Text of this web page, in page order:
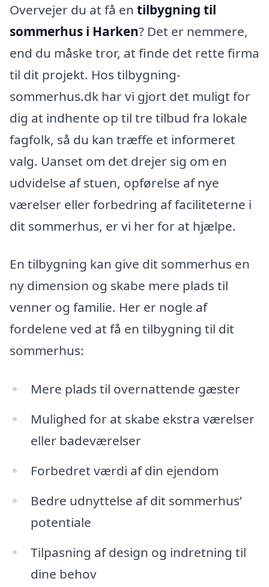
Overvejer du at få en tilbygning til
sommerhus i Harken? Det er nemmere,
end du måske tror, at finde det rette firma
til dit projekt. Hos tilbygning-
sommerhus.dk har vi gjort det muligt for
dig at indhente op til tre tilbud fra lokale
fagfolk, så du kan træffe et informeret
valg. Uanset om det drejer sig om en
udvidelse af stuen, opførelse af nye
værelser eller forbedring af faciliteterne i
dit sommerhus, er vi her for at hjælpe.
En tilbygning kan give dit sommerhus en
ny dimension og skabe mere plads til
venner og familie. Her er nogle af
fordelene ved at få en tilbygning til dit
sommerhus:
Mere plads til overnattende gæster
Mulighed for at skabe ekstra værelser
eller badeværelser
Forbedret værdi af din ejendom
Bedre udnyttelse af dit sommerhus’
potentiale
Tilpasning af design og indretning til
dine behov